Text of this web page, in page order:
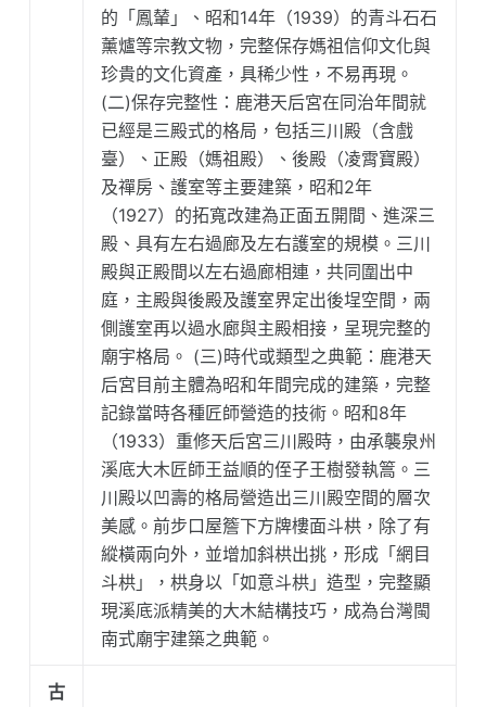
的「鳳輦」、昭和14年（1939）的青斗石石
薰爐等宗教文物，完整保存媽祖信仰文化與
珍貴的文化資產，具稀少性，不易再現。
(二)保存完整性：鹿港天后宮在同治年間就
已經是三殿式的格局，包括三川殿（含戲
臺）、正殿（媽祖殿）、後殿（凌霄寶殿）
及禪房、護室等主要建築，昭和2年
（1927）的拓寬改建為正面五開間、進深三
殿、具有左右過廊及左右護室的規模。三川
殿與正殿間以左右過廊相連，共同圍出中
庭，主殿與後殿及護室界定出後埕空間，兩
側護室再以過水廊與主殿相接，呈現完整的
廟宇格局。 (三)時代或類型之典範：鹿港天
后宮目前主體為昭和年間完成的建築，完整
記錄當時各種匠師營造的技術。昭和8年
（1933）重修天后宮三川殿時，由承襲泉州
溪底大木匠師王益順的侄子王樹發執篙。三
川殿以凹壽的格局營造出三川殿空間的層次
美感。前步口屋簷下方牌樓面斗栱，除了有
縱橫兩向外，並增加斜栱出挑，形成「網目
斗栱」，栱身以「如意斗栱」造型，完整顯
現溪底派精美的大木結構技巧，成為台灣閩
南式廟宇建築之典範。
古